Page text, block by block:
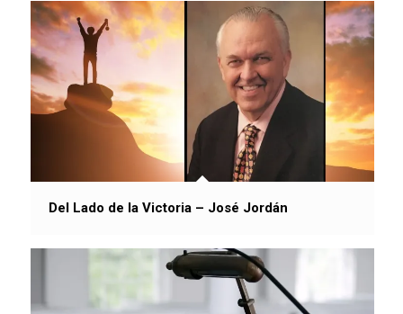
Del Lado de la Victoria – José Jordán